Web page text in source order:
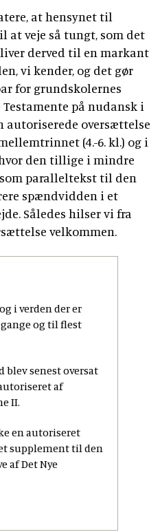
at hensynet til
at veje så tungt, som det
derved til en markant
vi kender, og det gør
for grundskolernes
Testamente på nudansk i
autoriserede oversættelse
(4.-6. kl.) og i
hvor den tillige i mindre
paralleltekst til den
spændvidden i et
Således hilser vi fra
velkommen.
i verden der er
og til flest
blev senest oversat
af
II.
en autoriseret
supplement til den
af Det Nye